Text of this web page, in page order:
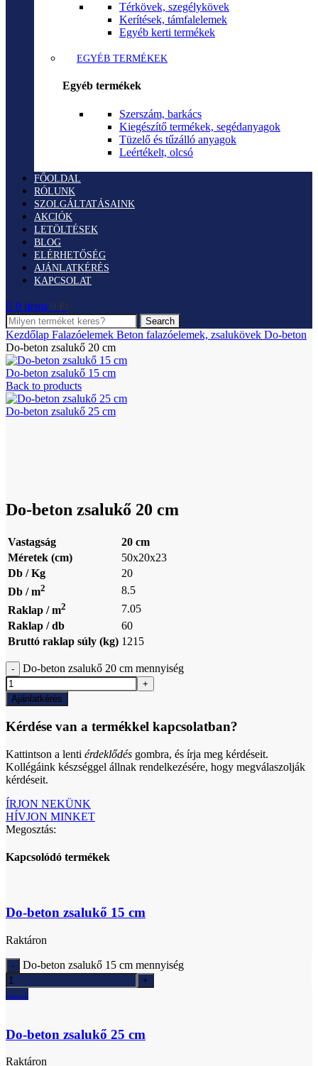
Térkövek, szegélykövek
Kerítések, támfalelemek
Egyéb kerti termékek
EGYÉB TERMÉKEK
Egyéb termékek
Szerszám, barkács
Kiegészítő termékek, segédanyagok
Tüzelő és tűzálló anyagok
Leértékelt, olcsó
FŐOLDAL
RÓLUNK
SZOLGÁLTATÁSAINK
AKCIÓK
LETÖLTÉSEK
BLOG
ELÉRHETŐSÉG
AJÁNLATKÉRÉS
KAPCSOLAT
0 items 0 Ft
Search
Kezdőlap Falazóelemek Beton falazóelemek, zsalukövek Do-beton
Do-beton zsalukő 20 cm
Do-beton zsalukő 15 cm
Back to products
Do-beton zsalukő 25 cm
Do-beton zsalukő 20 cm
Vastagság
20 cm
Méretek (cm)
50x20x23
Db / Kg
20
Db / m2
8.5
Raklap / m2
7.05
Raklap / db
60
Bruttó raklap súly (kg) 1215
Do-beton zsalukő 20 cm mennyiség
Ajánlatkérés
Kérdése van a termékkel kapcsolatban?
Kattintson a lenti érdeklődés gombra, és írja meg kérdéseit.
Kollégáink készséggel állnak rendelkezésére, hogy megválaszolják
kérdéseit.
ÍRJON NEKÜNK
HÍVJON MINKET
Megosztás:
Kapcsolódó termékek
Do-beton zsalukő 15 cm
Raktáron
Do-beton zsalukő 15 cm mennyiség
Ajánlatkérés
Do-beton zsalukő 25 cm
Raktáron